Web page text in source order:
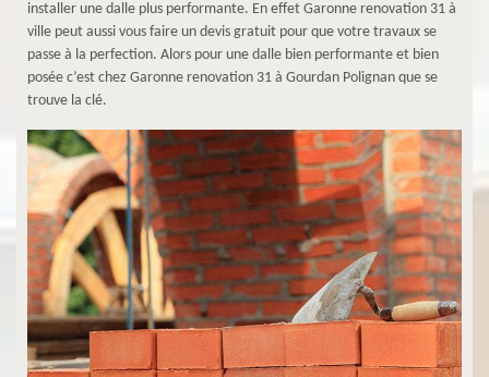
installer une dalle plus performante. En effet Garonne renovation 31 à
ville peut aussi vous faire un devis gratuit pour que votre travaux se
passe à la perfection. Alors pour une dalle bien performante et bien
posée c’est chez Garonne renovation 31 à Gourdan Polignan que se
trouve la clé.